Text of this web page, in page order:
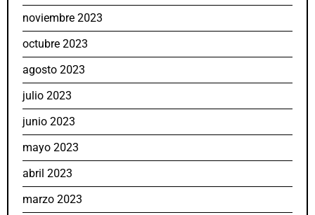
noviembre 2023
octubre 2023
agosto 2023
julio 2023
junio 2023
mayo 2023
abril 2023
marzo 2023